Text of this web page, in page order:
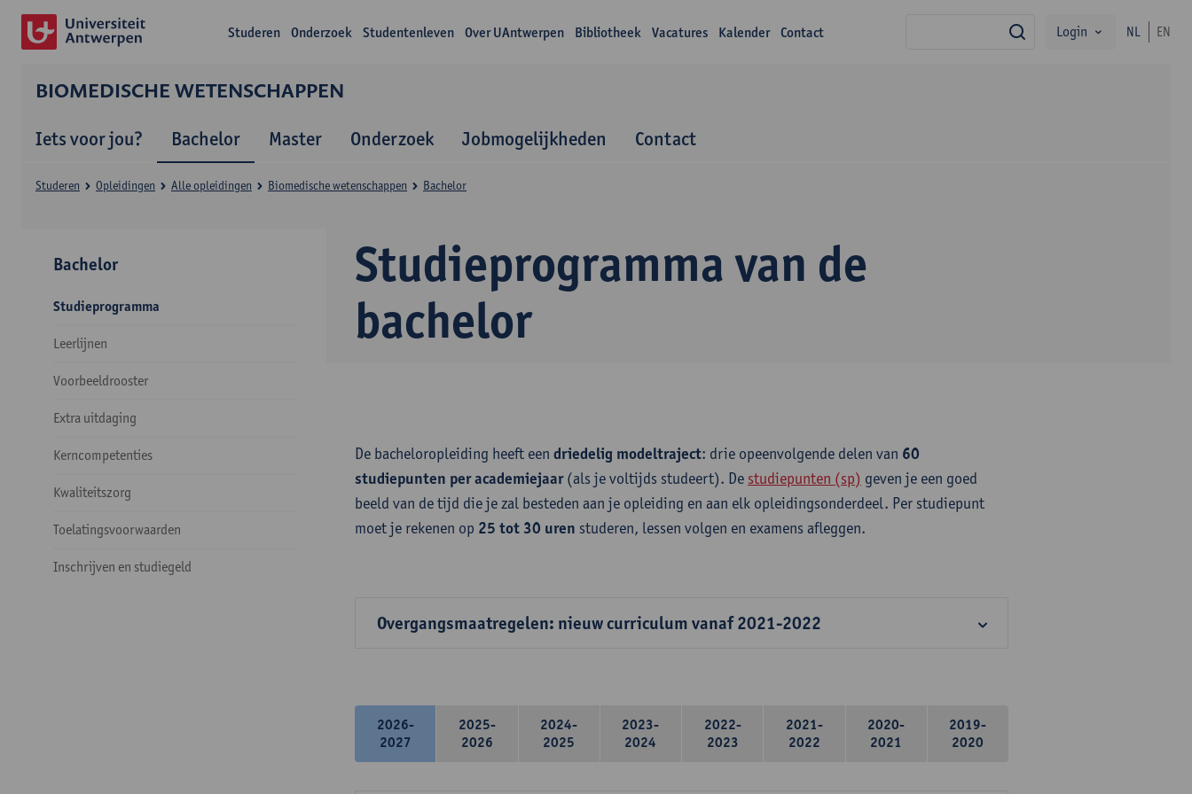
Studeren Onderzoek Studentenleven Over UAntwerpen Bibliotheek Vacatures Kalender Contact zoekLogin NL EN
BIOMEDISCHE WETENSCHAPPEN
Iets voor jou? Bachelor Master Onderzoek Jobmogelijkheden Contact
Studieprogramma van de
bachelor
Studeren Opleidingen Alle opleidingen Biomedische wetenschappen Bachelor
Bachelor
Studieprogramma
Leerlijnen
Voorbeeldrooster
Extra uitdaging
Kerncompetenties
Kwaliteitszorg
Toelatingsvoorwaarden
Inschrijven en studiegeld
De bacheloropleiding heeft een driedelig modeltraject: drie opeenvolgende delen van 60
studiepunten per academiejaar(als je voltijds studeert). De studiepunten (sp) geven je een goed
beeld van de tijd die je zal besteden aan je opleiding en aan elk opleidingsonderdeel. Per studiepunt
moet je rekenen op 25 tot 30 uren studeren, lessen volgen en examens afleggen.
Overgangsmaatregelen: nieuw curriculum vanaf 2021-2022
2026-
2027
2025-
2026
2024-
2025
2023-
2024
2022-
2023
2021-
2022
2020-
2021
2019-
2020